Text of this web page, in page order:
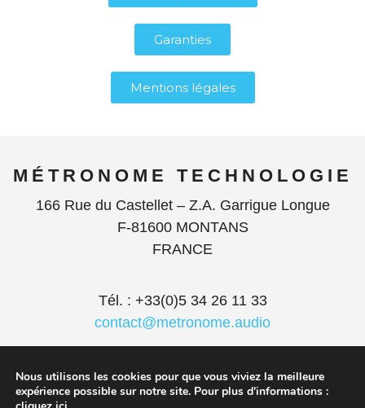
Garanties
Mentions légales
MÉTRONOME TECHNOLOGIE
166 Rue du Castellet – Z.A. Garrigue Longue
F-81600 MONTANS
FRANCE
Tél. : +33(0)5 34 26 11 33
contact@metronome.audio
Nous utilisons les cookies pour que vous viviez la meilleure
expérience possible sur notre site. Pour plus d'informations :